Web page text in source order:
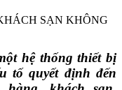
SẠN KHÔNG
hệ thống thiết bị
tố quyết định đến